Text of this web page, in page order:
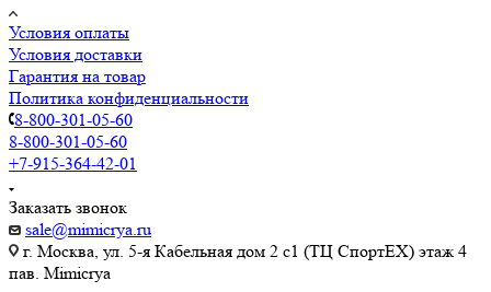
Условия оплаты
Условия доставки
Гарантия на товар
Политика конфиденциальности
8-800-301-05-60
8-800-301-05-60
+7-915-364-42-01
Заказать звонок
sale@mimicrya.ru
г. Москва, ул. 5-я Кабельная дом 2 с1 (ТЦ СпортEX) этаж 4
пав. Mimicrya